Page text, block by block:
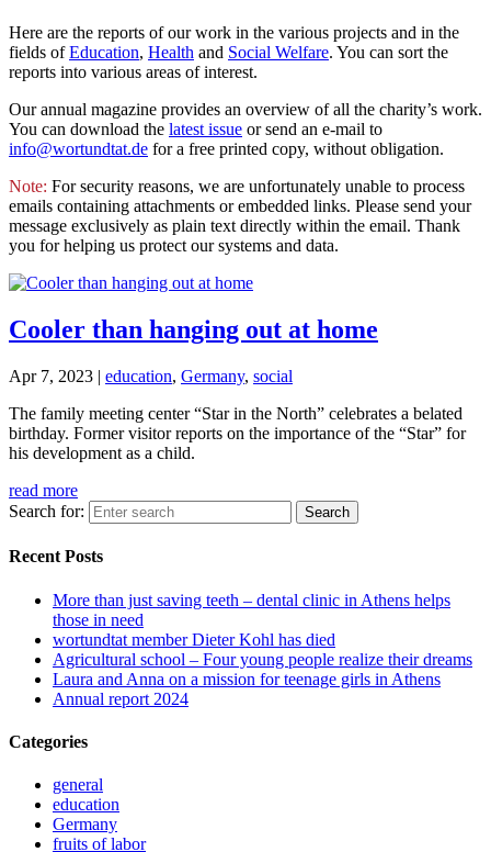
Here are the reports of our work in the various projects and in the
fields ofEducation, Health and Social Welfare. You can sort the
reports into various areas of interest.
Our annual magazine provides an overview of all the charity’s work.
You can download the latest issue or send an e-mail to
info@wortundtat.de for a free printed copy, without obligation.
Note: For security reasons, we are unfortunately unable to process
emails containing attachments or embedded links. Please send your
message exclusively as plain text directly within the email. Thank
you for helping us protect our systems and data.
Cooler than hanging out at home
Apr 7, 2023 | education, Germany, social
The family meeting center “Star in the North” celebrates a belated
birthday. Former visitor reports on the importance of the “Star” for
his development as a child.
read more
Search for:
Recent Posts
More than just saving teeth – dental clinic in Athens helps
those in need
wortundtat member Dieter Kohl has died
Agricultural school – Four young people realize their dreams
Laura and Anna on a mission for teenage girls in Athens
Annual report 2024
Categories
general
education
Germany
fruits of labor